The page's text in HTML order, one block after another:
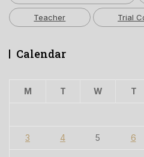
Teacher Trial
Calendar
M T W T
3 4 5 6